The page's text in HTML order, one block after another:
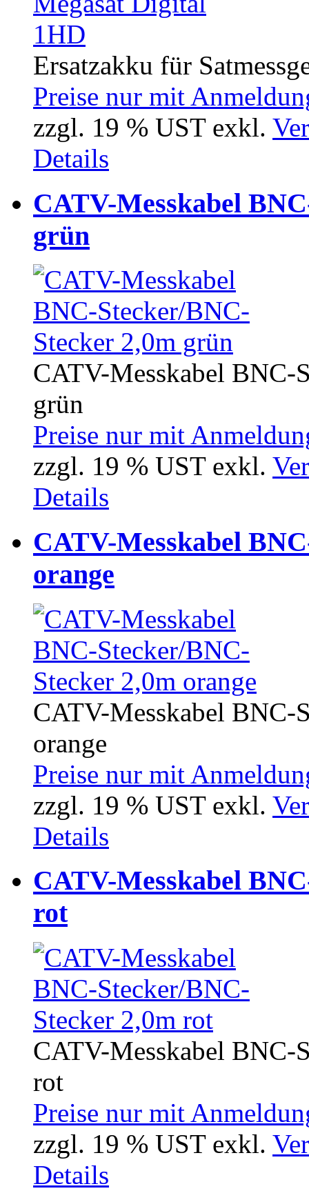
Ersatzakku für
Preise nur mit
zzgl. 19 % UST exkl.
Details
CATV-Messkabel
grün
CATV-Messkabel BNC-
grün
Preise nur mit
zzgl. 19 % UST exkl.
Details
CATV-Messkabel
orange
CATV-Messkabel BNC-
orange
Preise nur mit
zzgl. 19 % UST exkl.
Details
CATV-Messkabel
rot
CATV-Messkabel BNC-
rot
Preise nur mit
zzgl. 19 % UST exkl.
Details